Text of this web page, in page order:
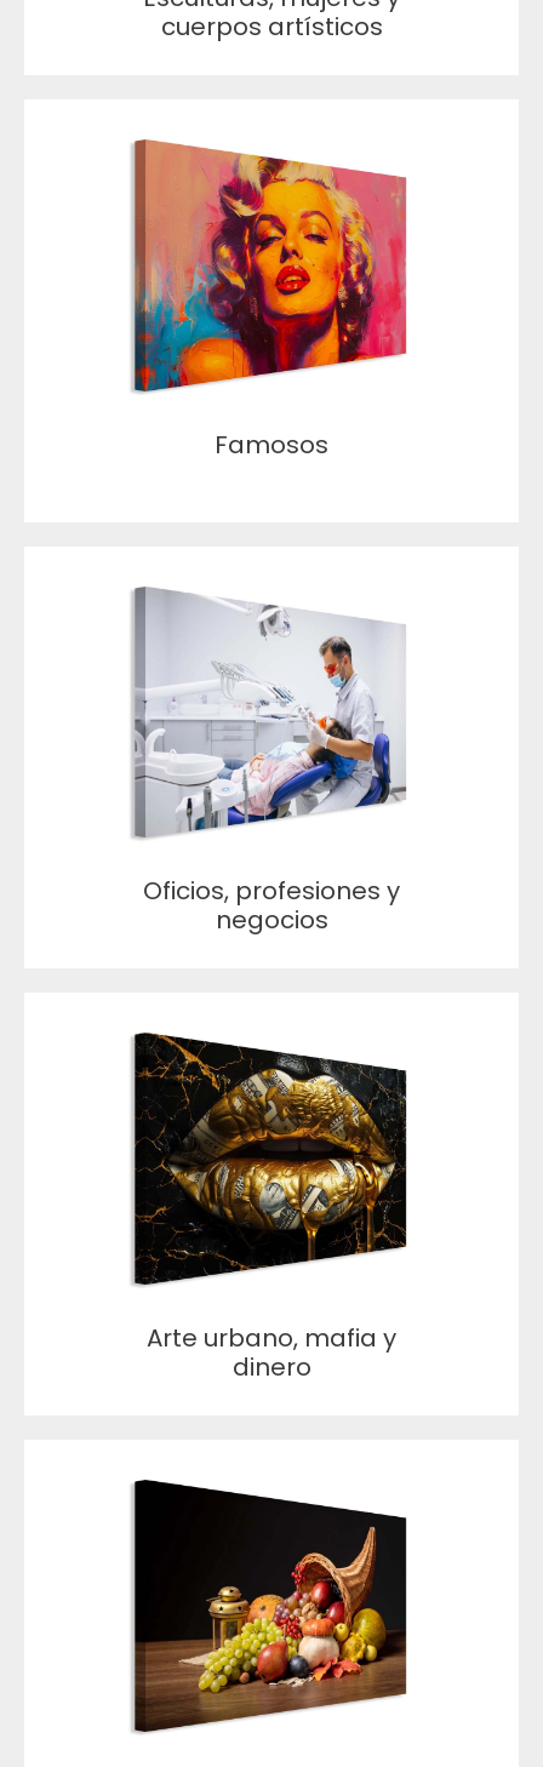
cuerpos artísticos
Famosos
Oficios, profesiones y
negocios
Arte urbano, mafia y
dinero